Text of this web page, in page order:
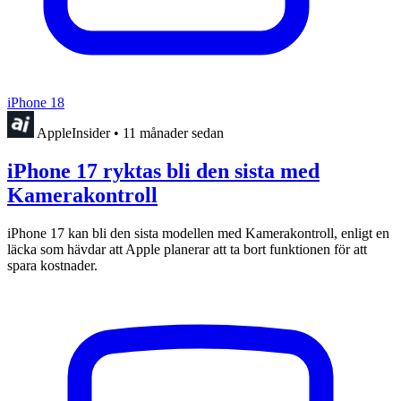
iPhone 18
AppleInsider • 11 månader sedan
iPhone 17 ryktas bli den sista med
Kamerakontroll
iPhone 17 kan bli den sista modellen med Kamerakontroll, enligt en
läcka som hävdar att Apple planerar att ta bort funktionen för att
spara kostnader.